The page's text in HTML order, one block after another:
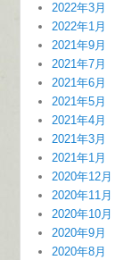
2022年3月
2022年1月
2021年9月
2021年7月
2021年6月
2021年5月
2021年4月
2021年3月
2021年1月
2020年12月
2020年11月
2020年10月
2020年9月
2020年8月